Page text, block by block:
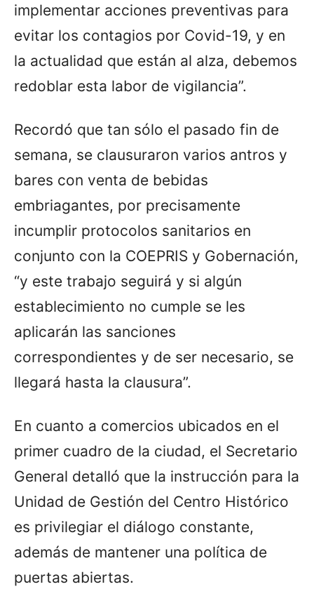
implementar acciones preventivas para
evitar los contagios por Covid-19, y en
la actualidad que están al alza, debemos
redoblar esta labor de vigilancia”.
Recordó que tan sólo el pasado fin de
semana, se clausuraron varios antros y
bares con venta de bebidas
embriagantes, por precisamente
incumplir protocolos sanitarios en
conjunto con la COEPRIS y Gobernación,
“y este trabajo seguirá y si algún
establecimiento no cumple se les
aplicarán las sanciones
correspondientes y de ser necesario, se
llegará hasta la clausura”.
En cuanto a comercios ubicados en el
primer cuadro de la ciudad, el Secretario
General detalló que la instrucción para la
Unidad de Gestión del Centro Histórico
es privilegiar el diálogo constante,
además de mantener una política de
puertas abiertas.